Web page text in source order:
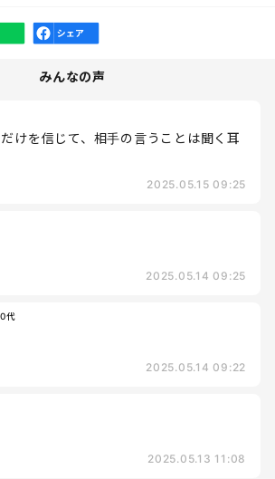
みんなの声
けを信じて、相手の言うことは聞く耳
2025.05.15 09:25
2025.05.14 09:25
代
2025.05.14 09:22
2025.05.13 11:08